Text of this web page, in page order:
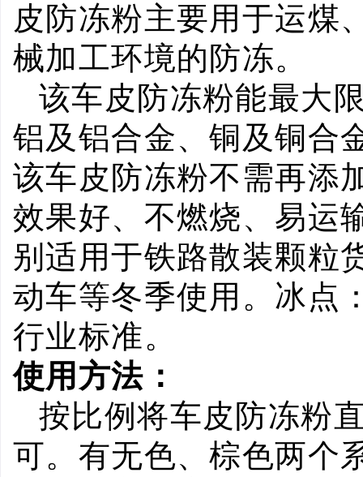
皮防冻粉主要用于运煤
械加工环境的防冻。
该车皮防冻粉能最大
铝及铝合金、铜及铜合
该车皮防冻粉不需再添
效果好、不燃烧、易运
别适用于铁路散装颗粒
动车等冬季使用。冰点
行业标准。
使用方法：
按比例将车皮防冻粉
可。有无色、棕色两个